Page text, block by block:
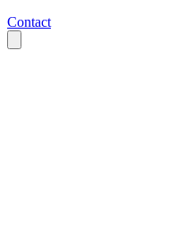
Contact